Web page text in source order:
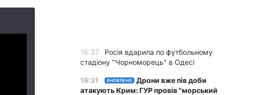
16:37
Росія вдарила по футбольному
стадіону "Чорноморець" в Одесі
16:31 ОНОВЛЕНО
Дрони вже пів доби
атакують Крим: ГУР провів "морський